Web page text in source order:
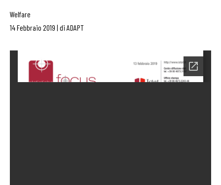
Welfare
14 Febbraio 2019 | di ADAPT